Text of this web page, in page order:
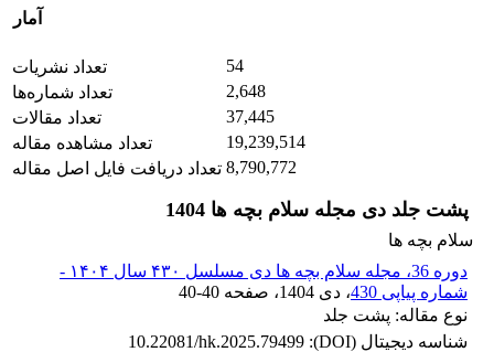
آمار
تعداد نشریات
54
تعداد شماره‌ها
2,648
تعداد مقالات
37,445
تعداد مشاهده مقاله
19,239,514
تعداد دریافت فایل اصل مقاله 8,790,772
پشت جلد دی مجله سلام بچه ها 1404
سلام بچه ها
دوره 36، مجله سلام بچه ها دی مسلسل ۴۳۰ سال ۱۴۰۴ -
شماره پیاپی 430
، دی 1404 ، صفحه 40-40
نوع مقاله: پشت جلد
شناسه دیجیتال (DOI):
10.22081/hk.2025.79499